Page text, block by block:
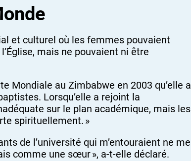
et culturel où les femmes pouvaient
mais ne pouvaient ni être
Mondiale au Zimbabwe en 2003 qu’elle a
Lorsqu’elle a rejoint la
sur le plan académique, mais les
spirituellement. »
de l’université qui m’entouraient ne me
comme une sœur », a-t-elle déclaré.